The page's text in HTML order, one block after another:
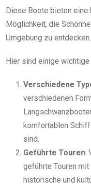
Diese Boote bieten eine
Möglichkeit, die
Umgebung zu entdecken.
Hier sind einige
Verschiedene
verschiedenen
komfortablen
sind.
Geführte Touren:
geführte Touren
historische und